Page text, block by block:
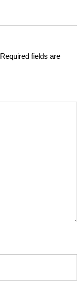
Required fields are